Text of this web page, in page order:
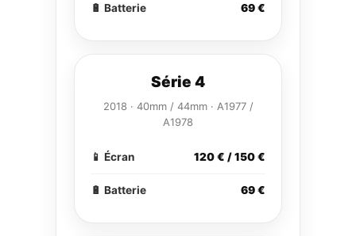
🔋 Batterie 69 €
Série 4
2018 · 40mm / 44mm · A1977 /
A1978
📱 Écran 120 € / 150 €
🔋 Batterie 69 €